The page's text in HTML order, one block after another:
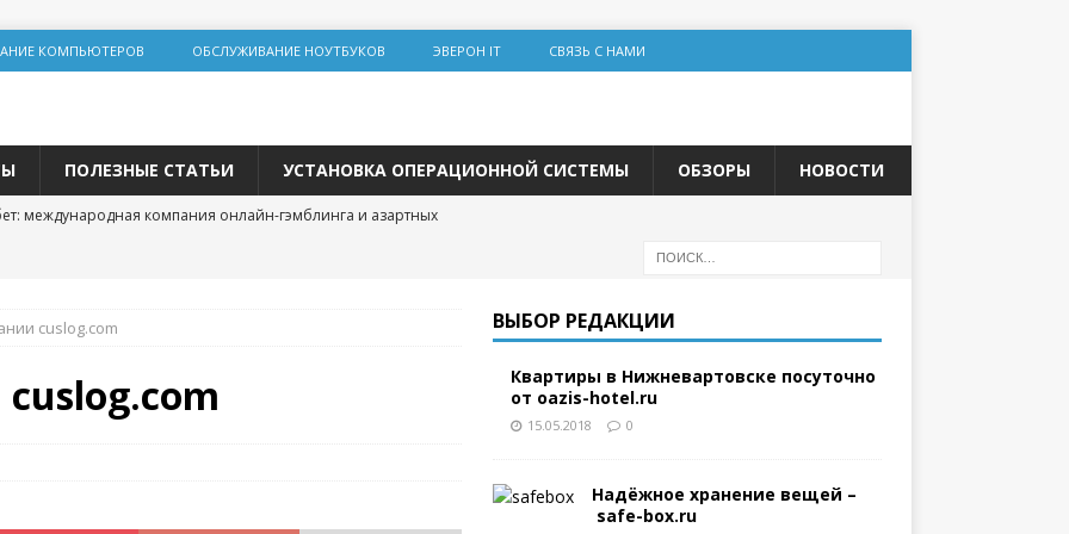
КОМПЬЮТЕРОВ ОБСЛУЖИВАНИЕ НОУТБУКОВ ЭВЕРОН IT СВЯЗЬ С НАМИ
ПОЛЕЗНЫЕ СТАТЬИ УСТАНОВКА ОПЕРАЦИОННОЙ СИСТЕМЫ ОБЗОРЫ НОВОСТИ
международная компания онлайн-гэмблинга и азартных
цифровая площадка для общения и развития
трастовых сайтов 2025 года: зарубежные ресурсы с высоким
cuslog.com ВЫБОР РЕДАКЦИИ
Квартиры в Нижневартовске посуточно
от oazis-hotel.ru
15.05.2018 0
Надёжное хранение вещей –
safe-box.ru